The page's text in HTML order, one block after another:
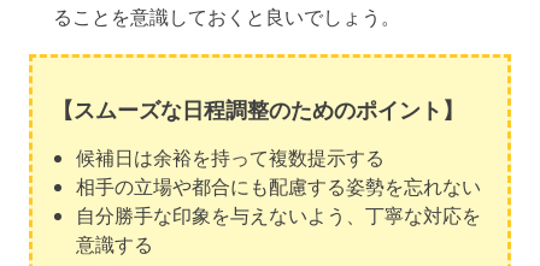
ることを意識しておくと良いでしょう。
【スムーズな日程調整のためのポイント】
候補日は余裕を持って複数提示する
相手の立場や都合にも配慮する姿勢を忘れない
自分勝手な印象を与えないよう、丁寧な対応を
意識する